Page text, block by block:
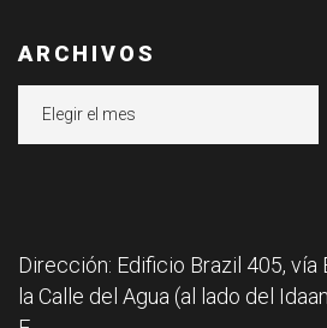
ARCHIVOS
Dirección: Edificio Brazil 405, vía
la Calle del Agua (al lado del